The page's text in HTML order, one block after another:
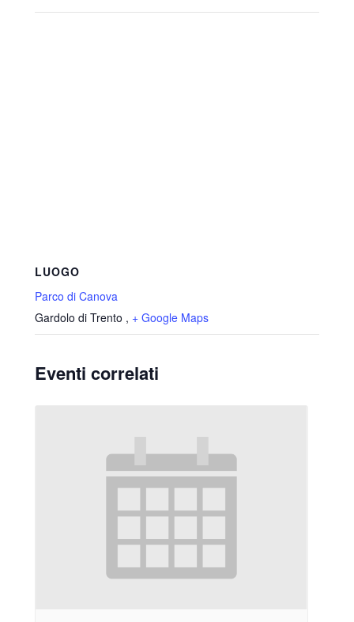
LUOGO
Parco di Canova
Gardolo di Trento , + Google Maps
Eventi correlati